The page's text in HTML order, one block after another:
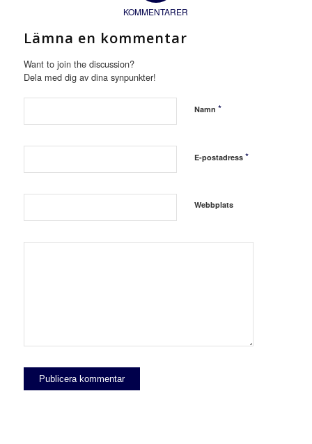
KOMMENTARER
Lämna en kommentar
Want to join the discussion?
Dela med dig av dina synpunkter!
Namn *
E-postadress *
Webbplats